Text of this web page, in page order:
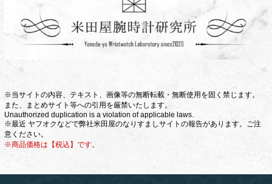
※当サイトの内容、テキスト、画像等の無断転載・無断使用を固く禁じます。
また、まとめサイト等への引用を厳禁いたします。
Unauthorized duplication is a violation of applicable laws.
※最近 ヤフオクなどで弊社米田屋のなりすましサイトの報告があります。ご注
意ください。
※商品価格は【税込】です。